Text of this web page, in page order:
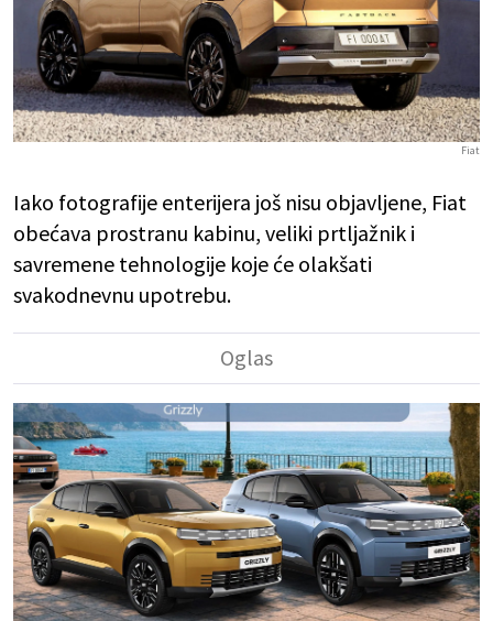
Fiat
Iako fotografije enterijera još nisu objavljene, Fiat
obećava prostranu kabinu, veliki prtljažnik i
savremene tehnologije koje će olakšati
svakodnevnu upotrebu.